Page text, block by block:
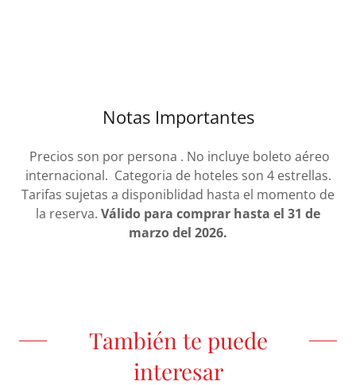
Notas Importantes
Precios son por persona . No incluye boleto aéreo
internacional. Categoria de hoteles son 4 estrellas.
Tarifas sujetas a disponiblidad hasta el momento de
la reserva. Válido para comprar hasta el 31 de
marzo del 2026.
También te puede
interesar